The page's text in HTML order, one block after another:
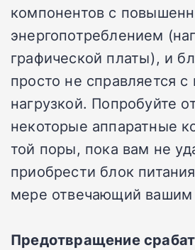
компонентов с
энергопотреблением
графической платы), и
просто не справляется
нагрузкой. Попробуйте
некоторые аппаратные
той поры, пока вам не
приобрести блок
мере отвечающий вашим
Предотвращение